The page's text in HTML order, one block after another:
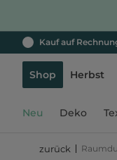
Kauf auf
Shop Herbst
Neu Deko
zurück